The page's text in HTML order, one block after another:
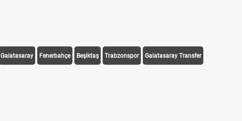
Galatasaray Fenerbahçe Beşiktaş Trabzonspor Galatasaray Transfer